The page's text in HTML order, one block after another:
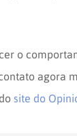
o
agora
site do